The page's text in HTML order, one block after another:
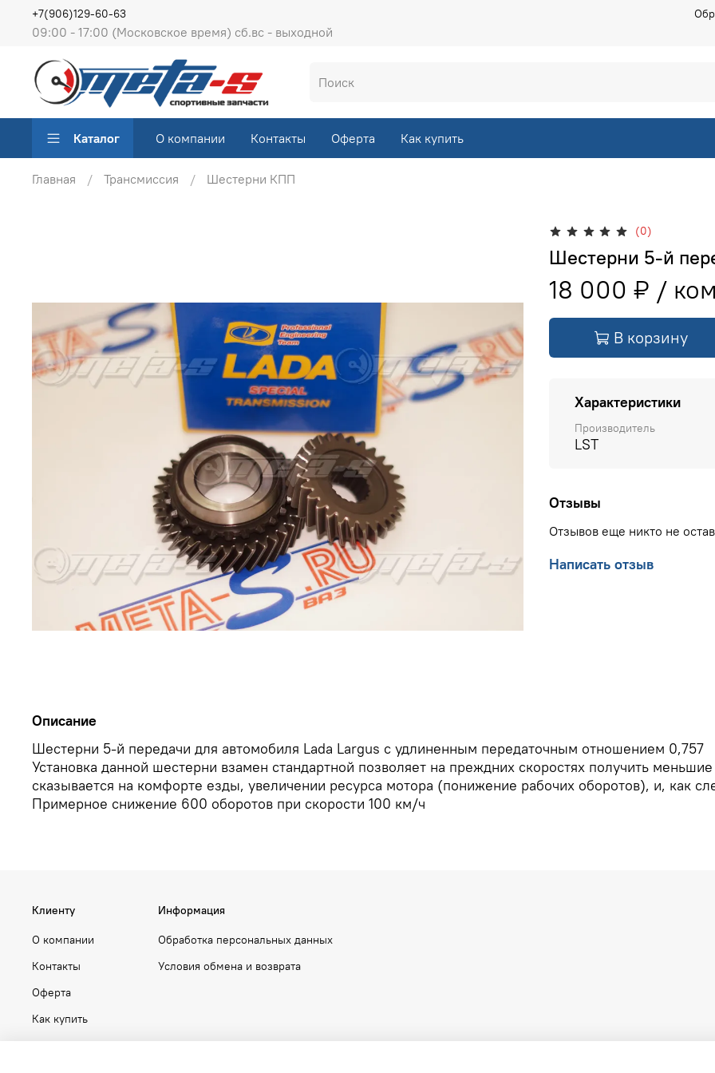
09:00 - 17:00 (Московское время) сб.вс - выходной
+7(906)129-60-63
Каталог О компании Контакты Оферта Как купить
Главная Трансмиссия Шестерни КПП
(0)
Шестерни 5-й
18 000 ₽
В корзину
Характеристики
Производитель
LST
Отзывы
Отзывов еще никто не
Написать отзыв
Описание
Шестерни 5-й передачи для автомобиля Lada Largus с удлиненным передаточным отношением 0,757
Установка данной шестерни взамен стандартной позволяет на преждних скоростях получить
сказывается на комфорте езды, увеличении ресурса мотора (понижение рабочих оборотов), и, как
Примерное снижение 600 оборотов при скорости 100 км/ч
Клиенту
О компании
Контакты
Оферта
Как купить
Информация
Обработка персональных данных
Условия обмена и возврата